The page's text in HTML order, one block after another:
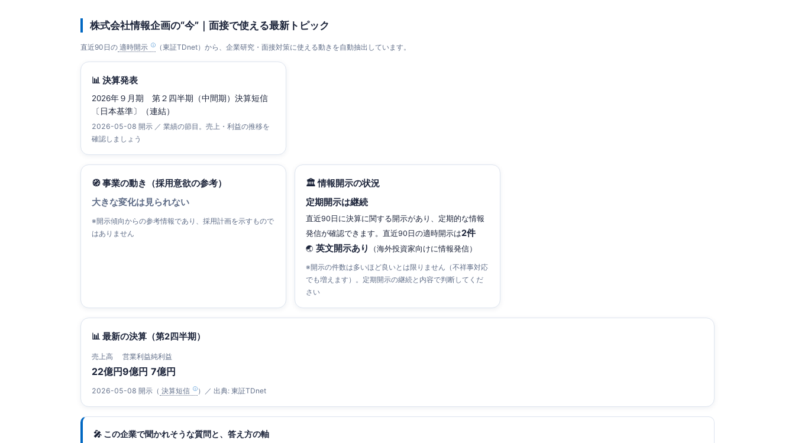
株式会社情報企画の“今”｜面接で使える最新トピック
直近90日の 適時開示 （東証TDnet）から、企業研究・面接対策に使える動きを自動抽出しています。
📊 決算発表
2026年９月期 第２四半期（中間期）決算短信
〔日本基準〕（連結）
2026-05-08 開示 ／ 業績の節目。売上・利益の推移を
確認しましょう
🧭 事業の動き（採用意欲の参考）
大きな変化は見られない
※開示傾向からの参考情報であり、採用計画を示すもので
はありません
🏛 情報開示の状況
定期開示は継続
直近90日に決算に関する開示があり、定期的な情報
発信が確認できます。直近90日の適時開示は2件
🌏 英文開示あり （海外投資家向けに情報発信）
※開示の件数は多いほど良いとは限りません（不祥事対応
でも増えます）。定期開示の継続と内容で判断してくだ
さい
📊 最新の決算（第2四半期）
売上高
22億円
営業利益
9億円
純利益
7億円
2026-05-08 開示（ 決算短信 ）／ 出典: 東証TDnet
🎤 この企業で聞かれそうな質問と、答え方の軸